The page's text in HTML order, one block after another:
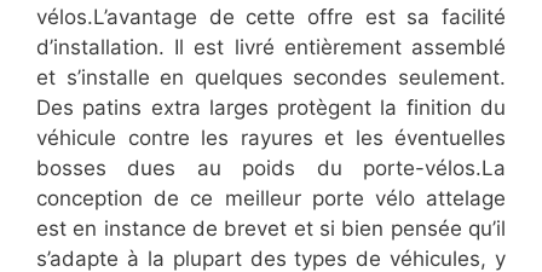
vélos.L’avantage de cette offre est sa facilité
d’installation. Il est livré entièrement assemblé
et s’installe en quelques secondes seulement.
Des patins extra larges protègent la finition du
véhicule contre les rayures et les éventuelles
bosses dues au poids du porte-vélos.La
conception de ce meilleur porte vélo attelage
est en instance de brevet et si bien pensée qu’il
s’adapte à la plupart des types de véhicules, y